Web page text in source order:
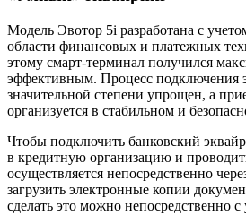
Модель Эвотор 5i разработана с
области финансовых и платежных
этому смарт-терминал получился
эффективным. Процесс подключения
значительной степени упрощен, а
организуется в стабильном и
Чтобы подключить банковский
в кредитную организацию и
осуществляется непосредственно
загрузить электронные копии
сделать это можно непосредственно с